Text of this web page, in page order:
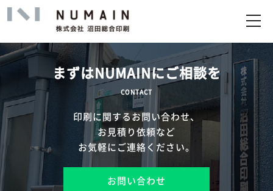
トップ
サービス
実績
企業情報
まずはNUMAINにご相談を
CONTACT
印刷に関するお問い合わせ、
お見積り依頼など
お気軽にご連絡ください。
お問い合わせ